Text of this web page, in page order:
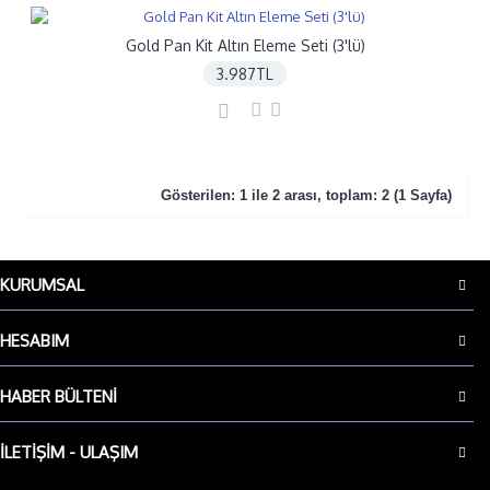
Gold Pan Kit Altın Eleme Seti (3'lü)
3.987TL
Gösterilen: 1 ile 2 arası, toplam: 2 (1 Sayfa)
KURUMSAL
HESABIM
HABER BÜLTENI
İLETIŞIM - ULAŞIM